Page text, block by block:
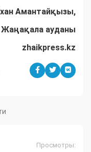
Амантайқызы,
Жаңақала ауданы
zhaikpress.kz
Просмотры: